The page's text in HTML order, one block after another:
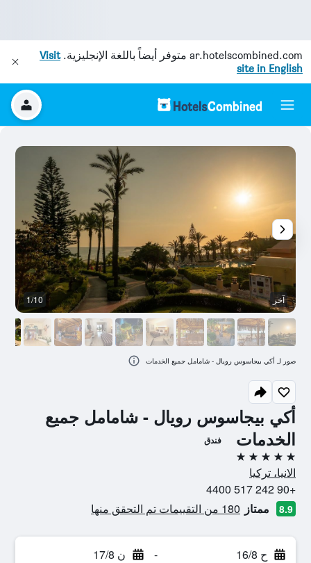
ar.hotelscombined.com متوفر أيضاً باللغة الإنجليزية.Visit
site in English
أكي بيجاسوس رويال - شامامل جميع
الخدمات
فندق
5 نجوم
الانيا، تركيا
+90 242 517 4400
8.9 ممتاز 180 من التقييمات تم التحقق منها
ح 16/8 - ن 17/8
آخر 1/10
صور لـ أكي بيجاسوس رويال - شامامل جميع الخدمات